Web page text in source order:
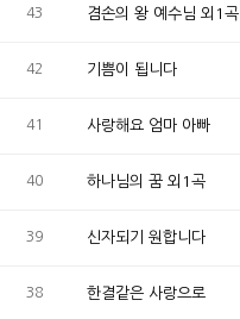
43 겸손의 왕 예수님 외1곡
42 기쁨이 됩니다
41 사랑해요 엄마 아빠
40 하나님의 꿈 외1곡
39 신자되기 원합니다
38 한결같은 사랑으로